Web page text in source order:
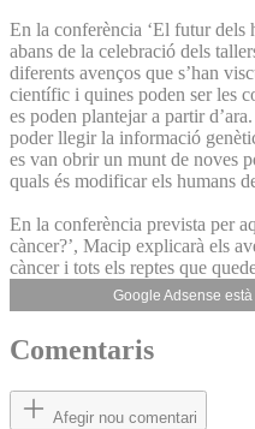
En la conferència ‘El futur dels
abans de la celebració dels
diferents avenços que s’han
científic i quines poden ser les
es poden plantejar a partir
poder llegir la informació
es van obrir un munt de noves
quals és modificar els humans
En la conferència prevista per
càncer?’, Macip explicarà els
càncer i tots els reptes que
Google Adsense
Comentaris
Afegir nou comentari